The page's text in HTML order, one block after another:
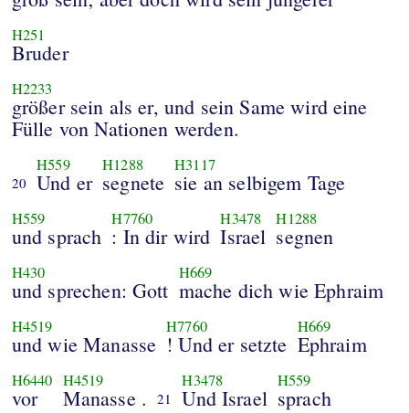
H251
Bruder
H2233
größer sein als er, und sein Same wird eine
Fülle von Nationen werden.
20
H559
Und er
H1288
segnete
H3117
sie an selbigem Tage
H559
und sprach
H7760
: In dir wird
H3478
Israel
H1288
segnen
H430
und sprechen: Gott
H669
mache dich wie Ephraim
H4519
und wie Manasse
H7760
! Und er setzte
H669
Ephraim
H6440
vor
H4519
Manasse . 21
H3478
Und Israel
H559
sprach